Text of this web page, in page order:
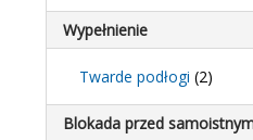
Wypełnienie
Twarde podłogi (2)
Blokada przed